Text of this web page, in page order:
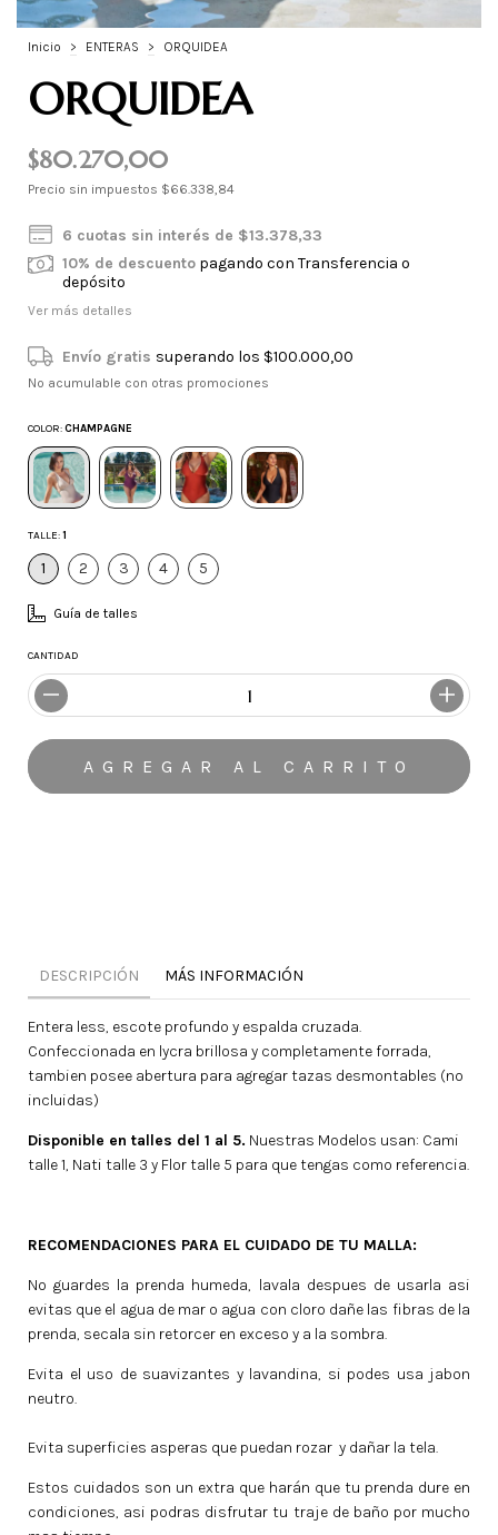
Inicio > ENTERAS > ORQUIDEA
ORQUIDEA
$80.270,00
Precio sin impuestos $66.338,84
6 cuotas sin interés de $13.378,33
10% de descuento pagando con Transferencia o
depósito
Ver más detalles
Envío gratis superando los $100.000,00
No acumulable con otras promociones
COLOR:CHAMPAGNE
TALLE:1
1 2 3 4 5
Guía de talles
CANTIDAD
DESCRIPCIÓN MÁS INFORMACIÓN
Entera less, escote profundo y espalda cruzada.
Confeccionada en lycra brillosa y completamente forrada,
tambien posee abertura para agregar tazas desmontables (no
incluidas)
Disponible en talles del 1 al 5. Nuestras Modelos usan: Cami
talle 1, Nati talle 3 y Flor talle 5 para que tengas como referencia.
RECOMENDACIONES PARA EL CUIDADO DE TU MALLA:
No guardes la prenda humeda, lavala despues de usarla asi
evitas que el agua de mar o agua con cloro dañe las fibras de la
prenda, secala sin retorcer en exceso y a la sombra.
Evita el uso de suavizantes y lavandina, si podes usa jabon
neutro.
Evita superficies asperas que puedan rozar y dañar la tela.
Estos cuidados son un extra que harán que tu prenda dure en
condiciones, asi podras disfrutar tu traje de baño por mucho